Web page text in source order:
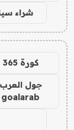
شراء
كورة 365
جول العرب
goalarab